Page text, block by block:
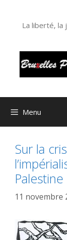
contenuLa liberté, la
Menu
Sur la
Palestine
11 novembre